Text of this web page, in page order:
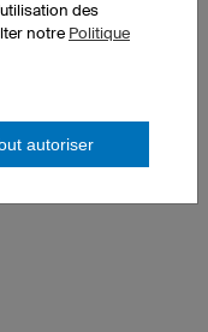
des
notre Politique
autoriser